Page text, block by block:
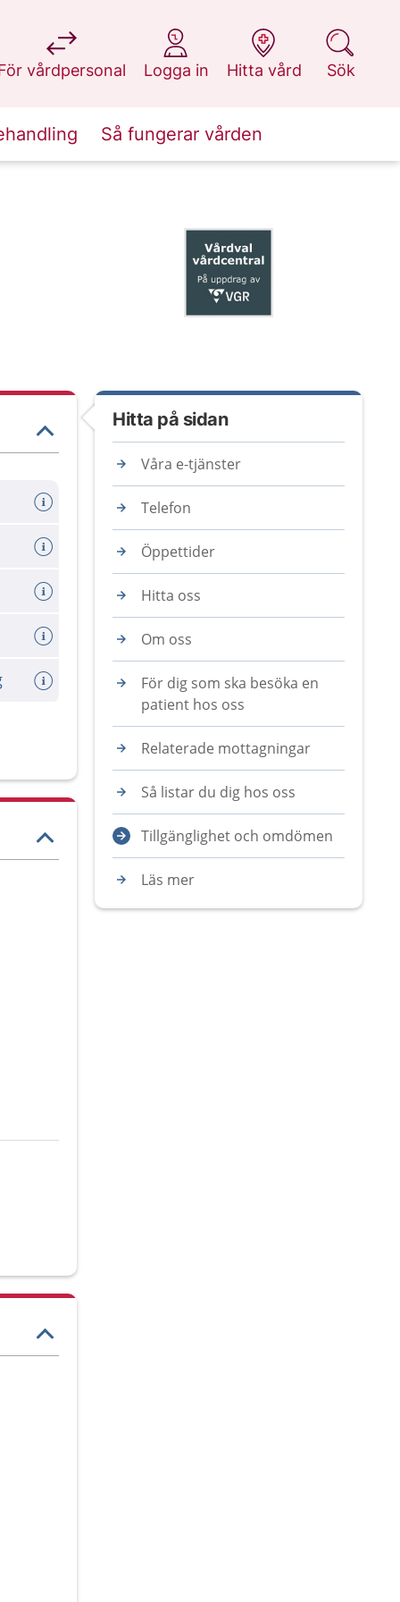
vårdpersonal
på 1177.se
Logga in
på 1177.se
Hitta vård
på 1177.se
Sök
på 1177.se
Så fungerar vården
Hitta på sidan
Våra e-tjänster
Telefon
Öppettider
Hitta oss
Om oss
För dig som ska besöka en
patient hos oss
Relaterade mottagningar
Så listar du dig hos oss
Tillgänglighet och omdömen
Läs mer